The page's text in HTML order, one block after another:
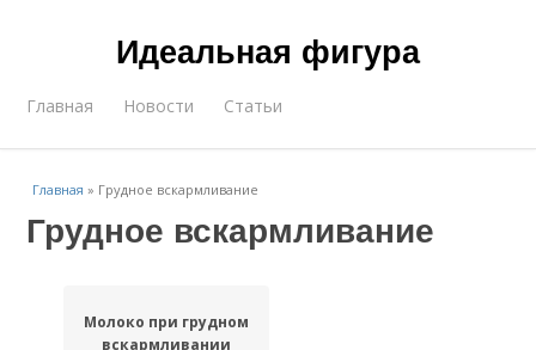
Идеальная фигура
Главная Новости Статьи
Главная » Грудное вскармливание
Грудное вскармливание
Молоко при грудном
вскармливании